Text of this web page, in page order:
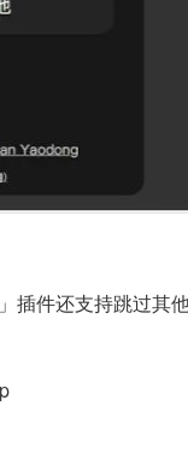
插件还支持跳过其